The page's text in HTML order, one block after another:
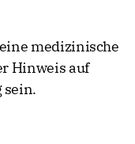
medizinische
Hinweis auf
sein.